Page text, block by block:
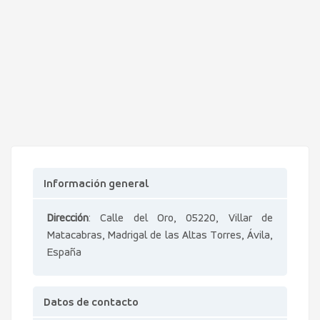
Información general
Dirección: Calle del Oro, 05220, Villar de
Matacabras, Madrigal de las Altas Torres, Ávila,
España
Datos de contacto